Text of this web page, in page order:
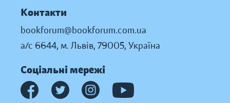
Контакти
bookforum@bookforum.com.ua
а/с 6644, м. Львів, 79005, Україна
Соціальні мережі